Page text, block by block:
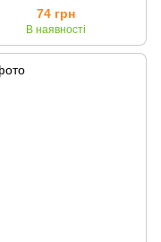
74 грн
В наявності